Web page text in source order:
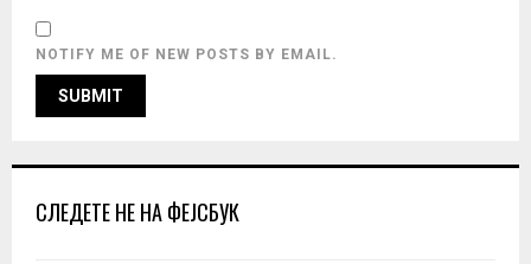
NOTIFY ME OF NEW POSTS BY EMAIL.
СЛЕДЕТЕ НЕ НА ФЕЈСБУК